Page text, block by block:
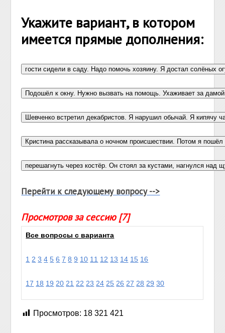
Укажите вариант, в котором
имеется прямые дополнения:
Перейти к следующему вопросу -->
Просмотров за сессию [7]
Все вопросы с варианта
1 2 3 4 5 6 7 8 9 10 11 12 13 14 15 16
17 18 19 20 21 22 23 24 25 26 27 28 29 30
Просмотров: 18 321 421